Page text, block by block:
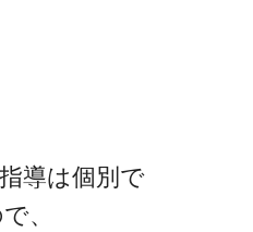
導は個別で
、